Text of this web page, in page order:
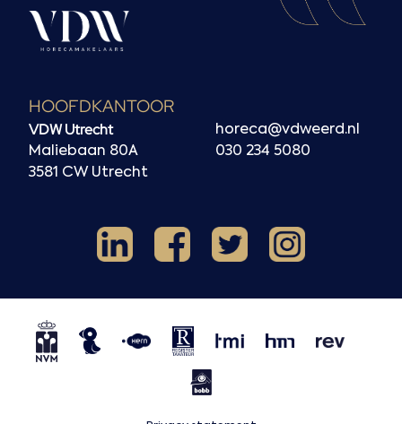
HOOFDKANTOOR
VDW Utrecht
Maliebaan 80A
3581 CW Utrecht
horeca@vdweerd.nl
030 234 5080
LinkedInFacebook
X Instagram
NVM
Horecaspot
Kern
NRVT
TMI HMN REV
BOBB